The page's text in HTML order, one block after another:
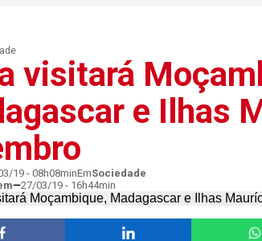
visitará
e Ilhas
19 - 08h08minEmSociedade
27/03/19 - 16h44min